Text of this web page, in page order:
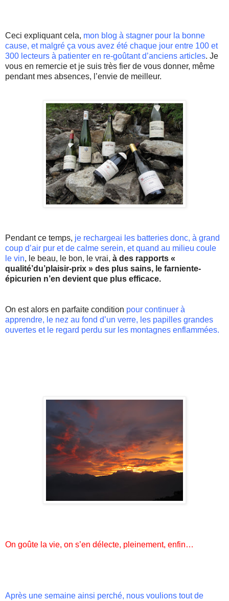
Ceci expliquant cela, mon blog à stagner pour la bonne
cause, et malgré ça vous avez été chaque jour entre 100 et
300 lecteurs à patienter en re-goûtant d’anciens articles. Je
vous en remercie et je suis très fier de vous donner, même
pendant mes absences, l’envie de meilleur.
Pendant ce temps, je rechargeai les batteries donc, à grand
coup d’air pur et de calme serein, et quand au milieu coule
le vin, le beau, le bon, le vrai, à des rapports «
qualité’du’plaisir-prix » des plus sains, le farniente-
épicurien n’en devient que plus efficace.
On est alors en parfaite condition pour continuer à
apprendre, le nez au fond d’un verre, les papilles grandes
ouvertes et le regard perdu sur les montagnes enflammées.
On goûte la vie, on s’en délecte, pleinement, enfin…
Après une semaine ainsi perché, nous voulions tout de